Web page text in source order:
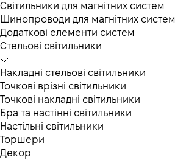
Світильники для магнітних систем
Шинопроводи для магнітних систем
Додаткові елементи систем
Cтельові світильники
Накладні стельові світильники
Точкові врізні світильники
Точкові накладні світильники
Бра та настінні світильники
Настільні світильники
Торшери
Декор